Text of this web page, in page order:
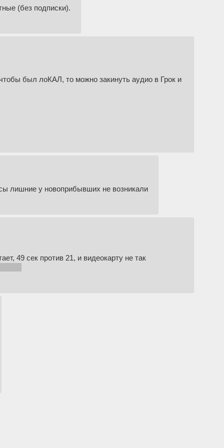
(без подписки).
был лоКАЛ, то можно закинуть аудио в Грок и
лишние у новоприбывших не возникали
49 сек против 21, и видеокарту не так